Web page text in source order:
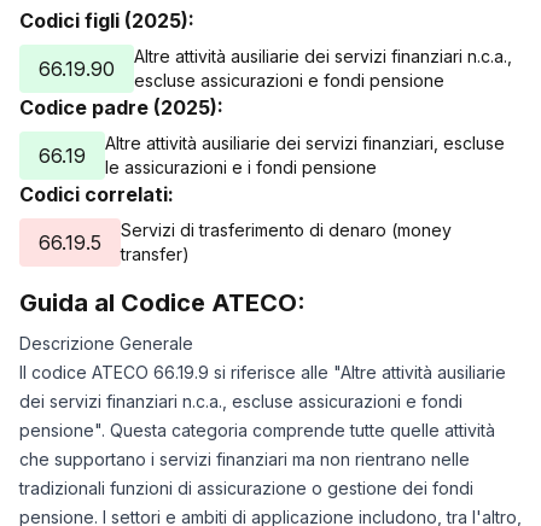
Codici figli (2025):
66.19.90
Altre attività ausiliarie dei servizi finanziari n.c.a.,
escluse assicurazioni e fondi pensione
Codice padre (2025):
66.19
Altre attività ausiliarie dei servizi finanziari, escluse
le assicurazioni e i fondi pensione
Codici correlati:
66.19.5
Servizi di trasferimento di denaro (money
transfer)
Guida al Codice ATECO:
Descrizione Generale
Il codice ATECO 66.19.9 si riferisce alle "Altre attività ausiliarie
dei servizi finanziari n.c.a., escluse assicurazioni e fondi
pensione". Questa categoria comprende tutte quelle attività
che supportano i servizi finanziari ma non rientrano nelle
tradizionali funzioni di assicurazione o gestione dei fondi
pensione. I settori e ambiti di applicazione includono, tra l'altro,